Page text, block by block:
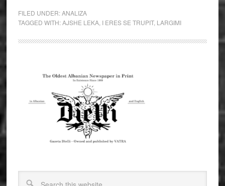
FILED UNDER:ANALIZA
TAGGED WITH:AJSHE LEKA, I ERES SE TRUPIT, LARGIMI